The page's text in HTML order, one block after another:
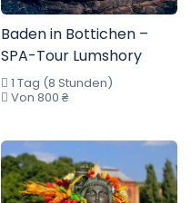
Baden in Bottichen –
SPA-Tour Lumshory
1 Tag (8 Stunden)
Von 800 ₴